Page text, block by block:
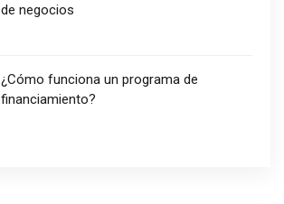
de negocios
¿Cómo funciona un programa de
financiamiento?